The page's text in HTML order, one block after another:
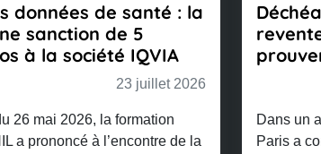
Déchéance de marque : pourquoi la
revente d’occasion ne suffit pas à
prouver un usage sérieux ?
Dans un arrêt du 29 mai 2026, la cour d’appel de
Paris a confirmé la position de l’Institut national de